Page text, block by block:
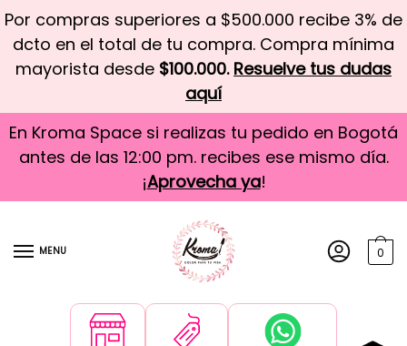
Por compras superiores a $500.000 recibe 3% de
dcto en el total de tu compra. Compra mínima
mayorista desde $100.000. Resuelve tus dudas
aquí
En Kroma Space si realizas tu pedido en Bogotá
antes de las 12:00 pm. recibes ese mismo día.
¡Aprovecha ya!
MENU 0